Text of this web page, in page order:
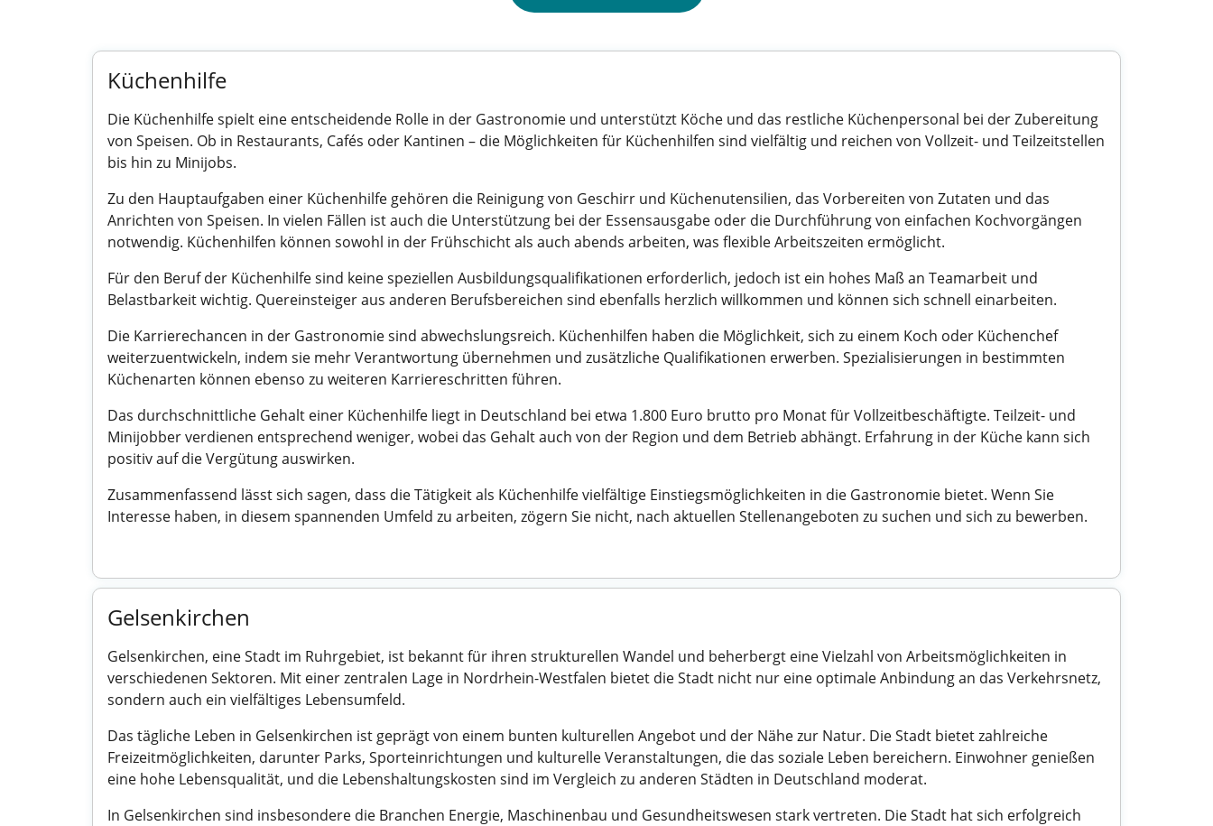
Küchenhilfe
Die Küchenhilfe spielt eine entscheidende Rolle in der Gastronomie und unterstützt Köche und das restliche Küchenpersonal bei der Zubereitung
von Speisen. Ob in Restaurants, Cafés oder Kantinen – die Möglichkeiten für Küchenhilfen sind vielfältig und reichen von Vollzeit- und Teilzeitstellen
bis hin zu Minijobs.
Zu den Hauptaufgaben einer Küchenhilfe gehören die Reinigung von Geschirr und Küchenutensilien, das Vorbereiten von Zutaten und das
Anrichten von Speisen. In vielen Fällen ist auch die Unterstützung bei der Essensausgabe oder die Durchführung von einfachen Kochvorgängen
notwendig. Küchenhilfen können sowohl in der Frühschicht als auch abends arbeiten, was flexible Arbeitszeiten ermöglicht.
Für den Beruf der Küchenhilfe sind keine speziellen Ausbildungsqualifikationen erforderlich, jedoch ist ein hohes Maß an Teamarbeit und
Belastbarkeit wichtig. Quereinsteiger aus anderen Berufsbereichen sind ebenfalls herzlich willkommen und können sich schnell einarbeiten.
Die Karrierechancen in der Gastronomie sind abwechslungsreich. Küchenhilfen haben die Möglichkeit, sich zu einem Koch oder Küchenchef
weiterzuentwickeln, indem sie mehr Verantwortung übernehmen und zusätzliche Qualifikationen erwerben. Spezialisierungen in bestimmten
Küchenarten können ebenso zu weiteren Karriereschritten führen.
Das durchschnittliche Gehalt einer Küchenhilfe liegt in Deutschland bei etwa 1.800 Euro brutto pro Monat für Vollzeitbeschäftigte. Teilzeit- und
Minijobber verdienen entsprechend weniger, wobei das Gehalt auch von der Region und dem Betrieb abhängt. Erfahrung in der Küche kann sich
positiv auf die Vergütung auswirken.
Zusammenfassend lässt sich sagen, dass die Tätigkeit als Küchenhilfe vielfältige Einstiegsmöglichkeiten in die Gastronomie bietet. Wenn Sie
Interesse haben, in diesem spannenden Umfeld zu arbeiten, zögern Sie nicht, nach aktuellen Stellenangeboten zu suchen und sich zu bewerben.
Gelsenkirchen
Gelsenkirchen, eine Stadt im Ruhrgebiet, ist bekannt für ihren strukturellen Wandel und beherbergt eine Vielzahl von Arbeitsmöglichkeiten in
verschiedenen Sektoren. Mit einer zentralen Lage in Nordrhein-Westfalen bietet die Stadt nicht nur eine optimale Anbindung an das Verkehrsnetz,
sondern auch ein vielfältiges Lebensumfeld.
Das tägliche Leben in Gelsenkirchen ist geprägt von einem bunten kulturellen Angebot und der Nähe zur Natur. Die Stadt bietet zahlreiche
Freizeitmöglichkeiten, darunter Parks, Sporteinrichtungen und kulturelle Veranstaltungen, die das soziale Leben bereichern. Einwohner genießen
eine hohe Lebensqualität, und die Lebenshaltungskosten sind im Vergleich zu anderen Städten in Deutschland moderat.
In Gelsenkirchen sind insbesondere die Branchen Energie, Maschinenbau und Gesundheitswesen stark vertreten. Die Stadt hat sich erfolgreich